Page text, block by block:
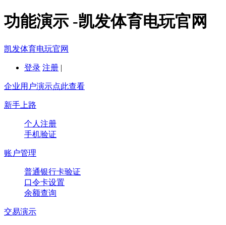
功能演示 -凯发体育电玩官网
凯发体育电玩官网
登录 注册 |
企业用户演示点此查看
新手上路
个人注册
手机验证
账户管理
普通银行卡验证
口令卡设置
余额查询
交易演示